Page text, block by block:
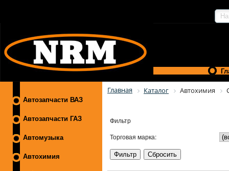
Автозапчасти ВАЗ
Автозапчасти ГАЗ
Автомузыка
Автохимия
Главная Каталог Автохимия
Фильтр
Торговая марка: